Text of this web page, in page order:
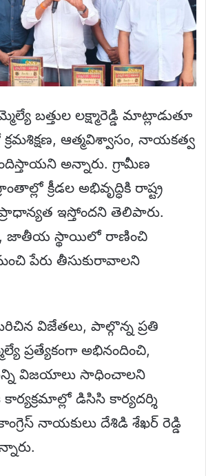
బత్తుల లక్ష్మారెడ్డి మాట్లాడుతూ
ఆత్మవిశ్వాసం, నాయకత్వ
అన్నారు. గ్రామీణ
క్రీడల అభివృద్ధికి రాష్ట్ర
ప్రాధాన్యత ఇస్తోందని తెలిపారు.
జాతీయ స్థాయిలో రాణించి
పేరు తీసుకురావాలని
విజేతలు, పాల్గొన్న ప్రతి
ప్రత్యేకంగా అభినందించి,
విజయాలు సాధించాలని
డిసిసి కార్యదర్శి
నాయకులు దేశిడి శేఖర్ రెడ్డి